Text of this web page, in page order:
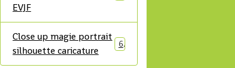
EVJF
Close up magie portrait
silhouette caricature
6